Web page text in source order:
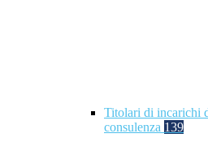
Titolari di incarichi
consulenza 139